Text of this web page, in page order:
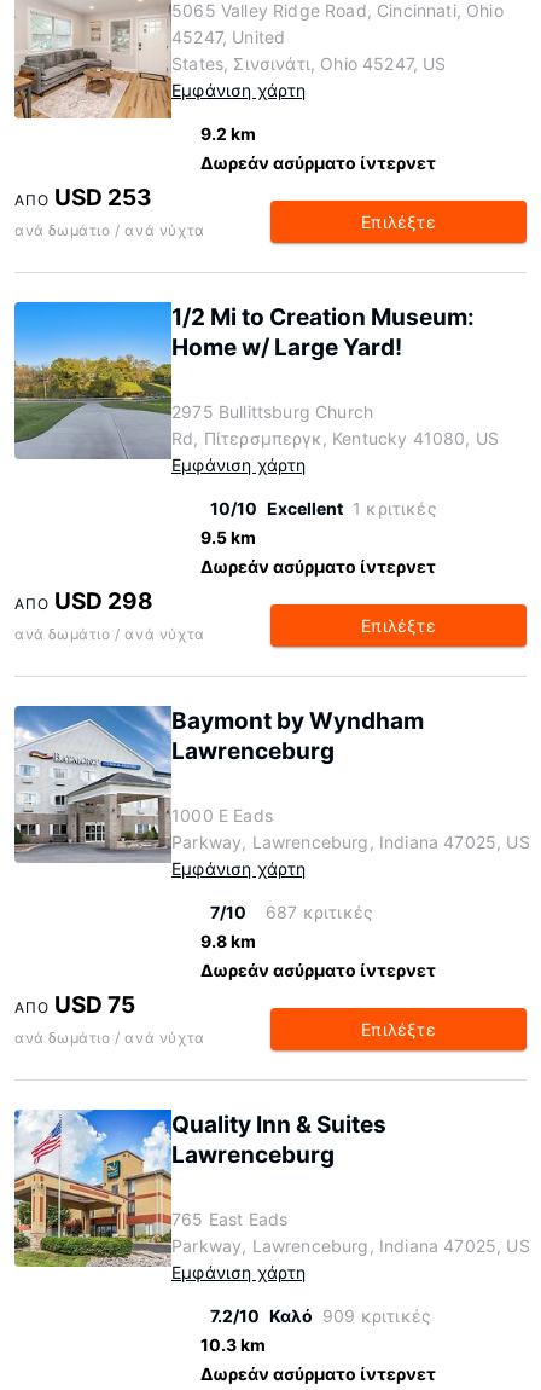
5065 Valley Ridge Road, Cincinnati, Ohio
45247, United
States, Σινσινάτι, Ohio 45247, US
Εμφάνιση χάρτη
9.2 km
Δωρεάν ασύρματο ίντερνετ
ΑΠΌ USD 253
ανά δωμάτιο / ανά νύχτα Επιλέξτε
1/2 Mi to Creation Museum:
Home w/ Large Yard!
2975 Bullittsburg Church
Rd, Πίτερσμπεργκ, Kentucky 41080, US
Εμφάνιση χάρτη
10/10 Excellent 1 κριτικές
9.5 km
Δωρεάν ασύρματο ίντερνετ
ΑΠΌ USD 298
ανά δωμάτιο / ανά νύχτα Επιλέξτε
Baymont by Wyndham
Lawrenceburg
1000 E Eads
Parkway, Lawrenceburg, Indiana 47025, US
Εμφάνιση χάρτη
7/10
687 κριτικές
9.8 km
Δωρεάν ασύρματο ίντερνετ
ΑΠΌ USD 75
ανά δωμάτιο / ανά νύχτα Επιλέξτε
Quality Inn & Suites
Lawrenceburg
765 East Eads
Parkway, Lawrenceburg, Indiana 47025, US
Εμφάνιση χάρτη
7.2/10 Καλό 909 κριτικές
10.3 km
Δωρεάν ασύρματο ίντερνετ